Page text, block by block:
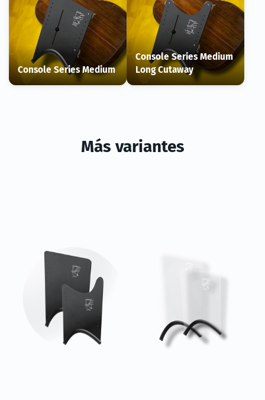
Console Series Medium
Console Series Medium
Long Cutaway
Más variantes